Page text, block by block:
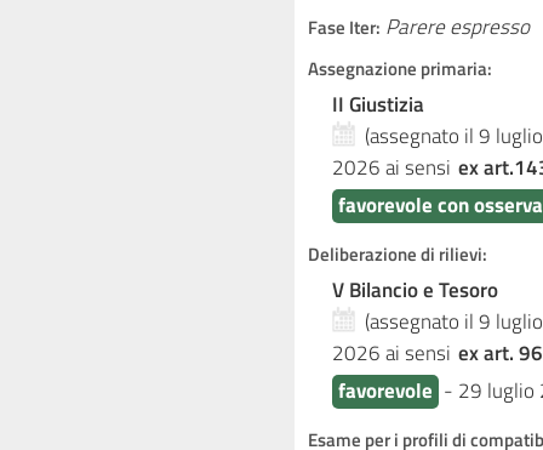
Fase Iter: Parere espresso
Assegnazione primaria:
II Giustizia
(assegnato il 9
2026ai sensi ex
favorevole con
Deliberazione di rilievi:
V Bilancio e Tesoro
(assegnato il 9
2026ai sensi ex art.
favorevole - 29 luglio
Esame per i profili di